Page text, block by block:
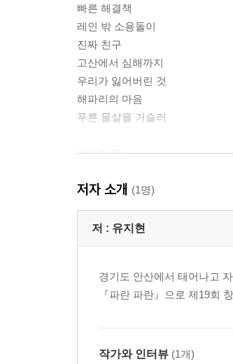
빠른 해결책
레인 밖 소용돌이
진짜 친구
고산에서 심해까지
우리가 잃어버린 것
해파리의 마음
푸른 물살을 거슬러
작가의 말
저자 소개 (1명)
저 : 유지현
경기도 안산에서 태어나고
『파란 파란』으로 제19회
작가와 인터뷰 (1개)